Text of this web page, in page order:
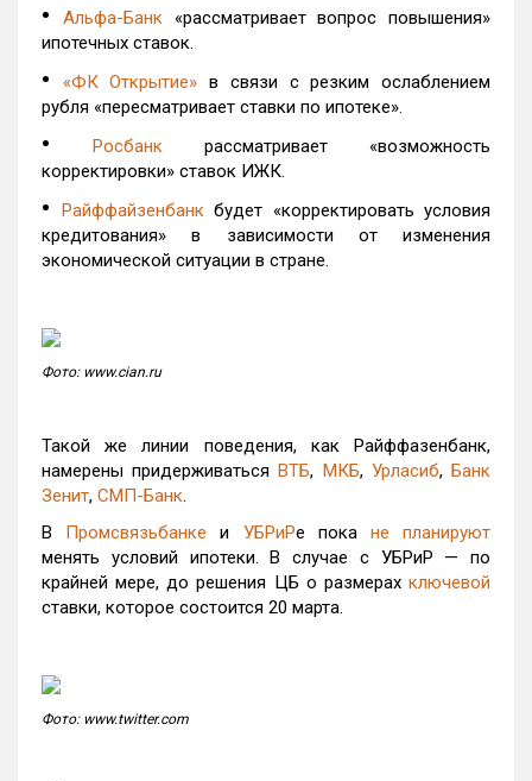
• Альфа-Банк«рассматривает вопрос повышения»
ипотечных ставок.
• «ФК Открытие» в связи с резким ослаблением
рубля «пересматривает ставки по ипотеке».
• Росбанк рассматривает «возможность
корректировки» ставок ИЖК.
• Райффайзенбанкбудет «корректировать условия
кредитования» в зависимости от изменения
экономической ситуации в стране.
Фото: www.cian.ru
Такой же линии поведения, как Райффазенбанк,
намерены придерживатьсяВТБ, МКБ, Урласиб,Банк
Зенит, СМП-Банк.
В Промсвязьбанке и УБРиРе пока не планируют
менять условий ипотеки. В случае с УБРиР — по
крайней мере, до решения ЦБ о размерах ключевой
ставки, которое состоится 20 марта.
Фото: www.twitter.com